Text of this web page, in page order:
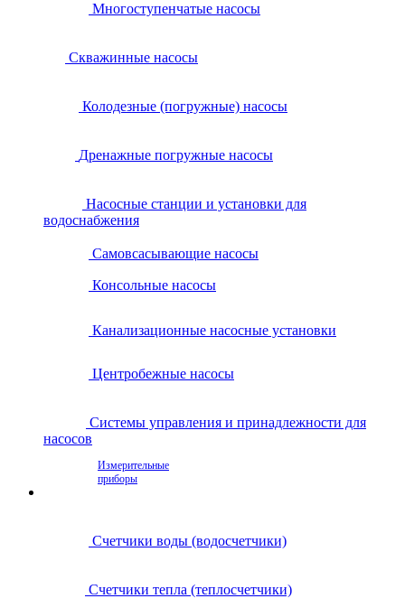
Многоступенчатые насосы
Скважинные насосы
Колодезные (погружные) насосы
Дренажные погружные насосы
Насосные станции и установки для
водоснабжения
Самовсасывающие насосы
Консольные насосы
Канализационные насосные установки
Центробежные насосы
Системы управления и принадлежности для
насосов
Измерительные
приборы
Счетчики воды (водосчетчики)
Счетчики тепла (теплосчетчики)